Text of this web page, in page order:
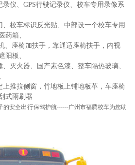
录仪、GPS行驶记录仪、校车专用录像系
、校车标识反光贴、中部设一个校车专用
药箱、
、座椅加扶手，靠通适座椅扶手，内视
阳板、
灭火器、国产素色漆、整车隔热玻璃、
上推拉侧窗，竹地板上铺地板革，车座椅
式雨刷器
的安全出行保驾护航------广州市福腾校车为您助